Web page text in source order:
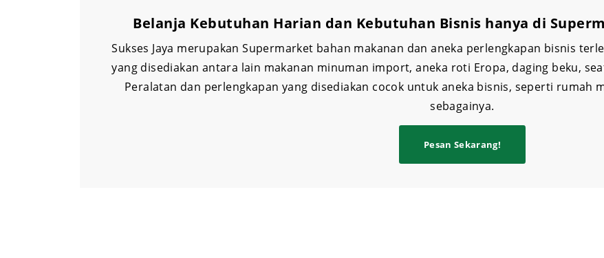
Belanja Kebutuhan Harian dan Kebutuhan Bisnis hanya di
Sukses Jaya merupakan Supermarket bahan makanan dan aneka perlengkapan bisnis
yang disediakan antara lain makanan minuman import, aneka roti Eropa, daging beku,
Peralatan dan perlengkapan yang disediakan cocok untuk aneka bisnis, seperti rumah
sebagainya.
Pesan Sekarang!